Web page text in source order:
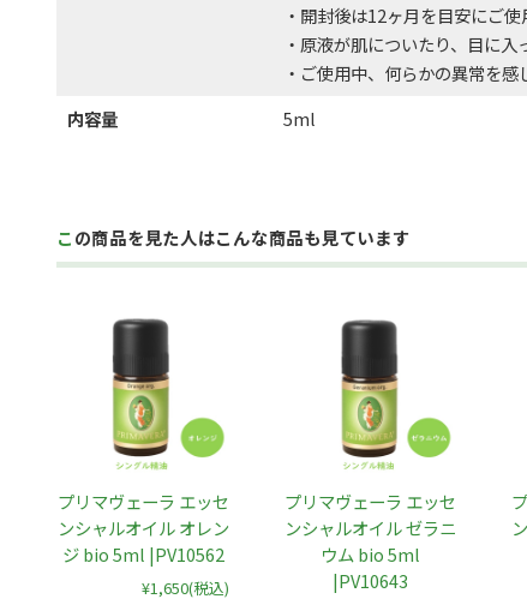
・開封後は12ヶ月を目安にご使
・原液が肌についたり、目に
・ご使用中、何らかの異常を
内容量
5ml
この商品を見た人はこんな商品も見ています
プリマヴェーラ エッセ
ンシャルオイル オレン
ジ bio 5ml |PV10562
¥1,650(税込)
プリマヴェーラ エッセ
ンシャルオイル ゼラニ
ウム bio 5ml
|PV10643